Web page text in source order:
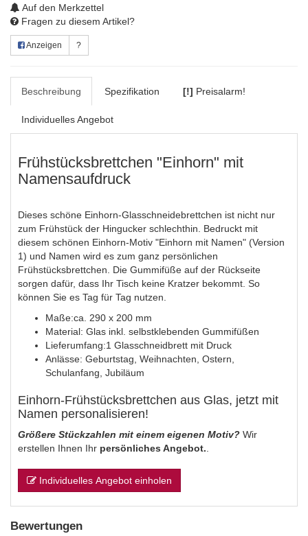
Auf den Merkzettel
Fragen zu diesem Artikel?
Anzeigen ?
Beschreibung Spezifikation [!] Preisalarm!
Individuelles Angebot
Frühstücksbrettchen "Einhorn" mit
Namensaufdruck
Dieses schöne Einhorn-Glasschneidebrettchen ist nicht nur
zum Frühstück der Hingucker schlechthin. Bedruckt mit
diesem schönen Einhorn-Motiv "Einhorn mit Namen" (Version
1) und Namen wird es zum ganz persönlichen
Frühstücksbrettchen. Die Gummifüße auf der Rückseite
sorgen dafür, dass Ihr Tisch keine Kratzer bekommt. So
können Sie es Tag für Tag nutzen.
Maße:ca. 290 x 200 mm
Material: Glas inkl. selbstklebenden Gummifüßen
Lieferumfang:1 Glasschneidbrett mit Druck
Anlässe: Geburtstag, Weihnachten, Ostern,
Schulanfang, Jubiläum
Einhorn-Frühstücksbrettchen aus Glas, jetzt mit
Namen personalisieren!
Größere Stückzahlen mit einem eigenen Motiv? Wir
erstellen Ihnen Ihr persönliches Angebot.
Individuelles Angebot einholen
Bewertungen